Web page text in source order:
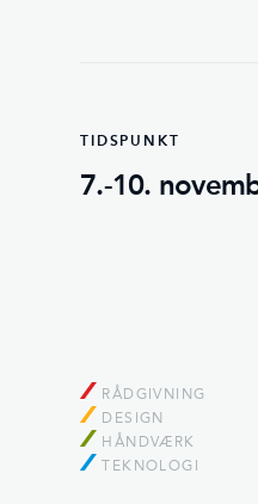
TIDSPUNKT
7.-10.
RÅDGIVNING
DESIGN
HÅNDVÆRK
TEKNOLOGI